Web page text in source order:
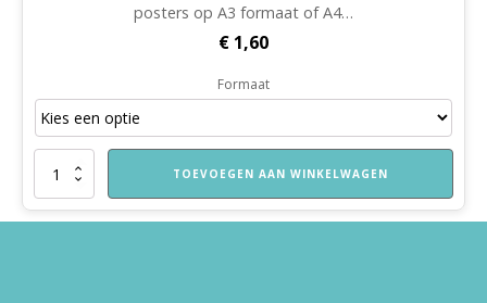
posters op A3 formaat of A4…
€ 1,60
Formaat
VVE
Kleuters
TOEVOEGEN AAN WINKELWAGEN